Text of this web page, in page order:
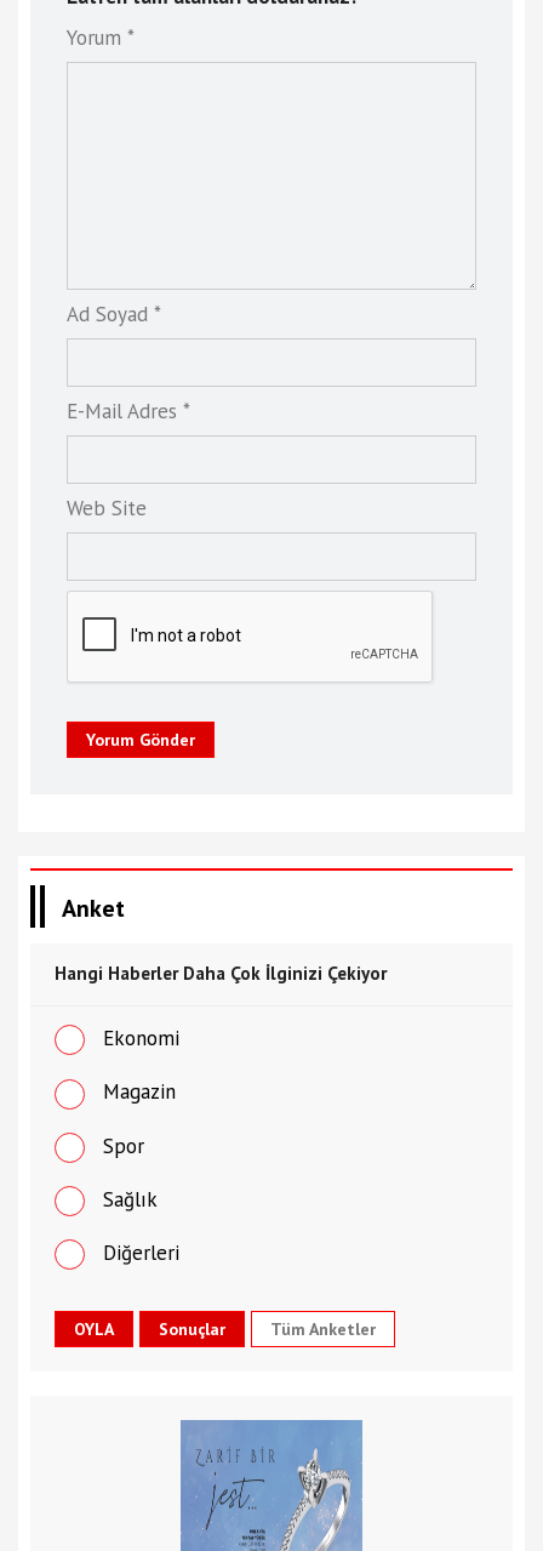
Yorum *
Ad Soyad *
E-Mail Adres *
Web Site
Yorum Gönder
Anket
Hangi Haberler Daha Çok İlginizi Çekiyor
Ekonomi
Magazin
Spor
Sağlık
Diğerleri
Tüm Anketler